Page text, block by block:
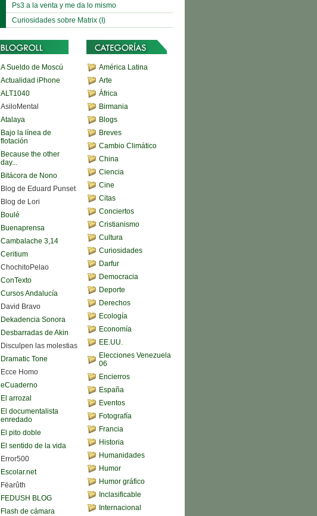
Ps3 a la venta y me da lo mismo
Curiosidades sobre Matrix (I)
A Sueldo de Moscú
Actualidad iPhone
ALT1040
AsiloMental
Atalaya
Bajo la línea de
flotación
Because the other
day...
Bitácora de Nono
Blog de Eduard Punset
Blog de Lori
Boulé
Buenaprensa
Cambalache 3,14
Ceritium
ChochitoPelao
ConTexto
Cursos Andalucía
David Bravo
Dekadencia Sonora
Desbarradas de Akin
Disculpen las molestias
Dramatic Tone
Ecce Homo
eCuaderno
El arrozal
El documentalista
enredado
El pito doble
El sentido de la vida
Error500
Escolar.net
Fëarûth
FEDUSH BLOG
Flash de cámara
América Latina
Arte
África
Birmania
Blogs
Breves
Cambio Climático
China
Ciencia
Cine
Citas
Conciertos
Cristianismo
Cultura
Curiosidades
Darfur
Democracia
Deporte
Derechos
Ecología
Economía
EE.UU.
Elecciones Venezuela
06
Encierros
España
Eventos
Fotografía
Francia
Historia
Humanidades
Humor
Humor gráfico
Inclasificable
Internacional